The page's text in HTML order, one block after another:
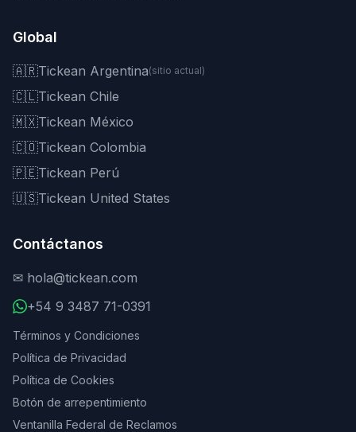
Global
🇦🇷Tickean Argentina(sitio actual)
🇨🇱Tickean Chile
🇲🇽Tickean México
🇨🇴Tickean Colombia
🇵🇪Tickean Perú
🇺🇸Tickean United States
Contáctanos
✉ hola@tickean.com
+54 9 3487 71-0391
Términos y Condiciones
Política de Privacidad
Política de Cookies
Botón de arrepentimiento
Ventanilla Federal de Reclamos